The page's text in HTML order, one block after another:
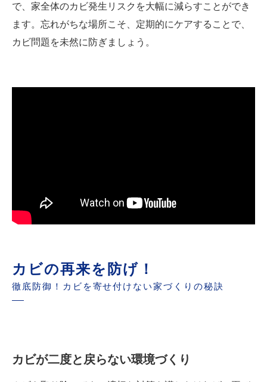
で、家全体のカビ発生リスクを大幅に減らすことができ
ます。忘れがちな場所こそ、定期的にケアすることで、
カビ問題を未然に防ぎましょう。
カビの再来を防げ！
徹底防御！カビを寄せ付けない家づくりの秘訣
カビが二度と戻らない環境づくり